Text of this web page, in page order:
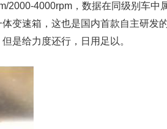
2000-4000rpm，数据在同级别车中
变速箱，这也是国内首款自主研发
是给力度还行，日用足以。